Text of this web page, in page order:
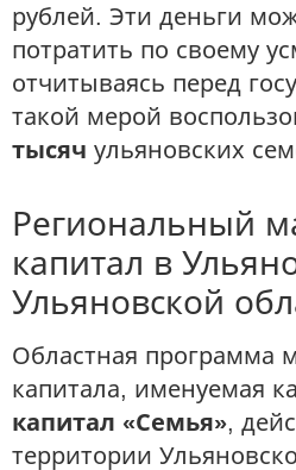
рублей. Эти деньги
потратить по своему
отчитываясь перед
такой мерой
тысяч ульяновских
Региональный
капитал в
Ульяновской
Областная программа
капитала, именуемая
капитал «Семья»,
территории